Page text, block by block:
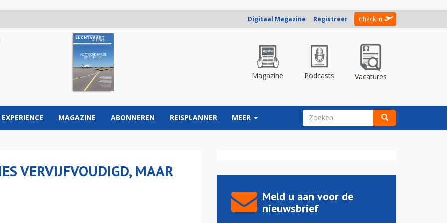
Digitaal Magazine Registreer Check in
Magazine Podcasts Vacatures
EXPERIENCE MAGAZINE ABONNEREN REISPLANNER MEER ZOEKVELD
VERVIJFVOUDIGD, MAAR
Meld u aan voor de
nieuwsbrief